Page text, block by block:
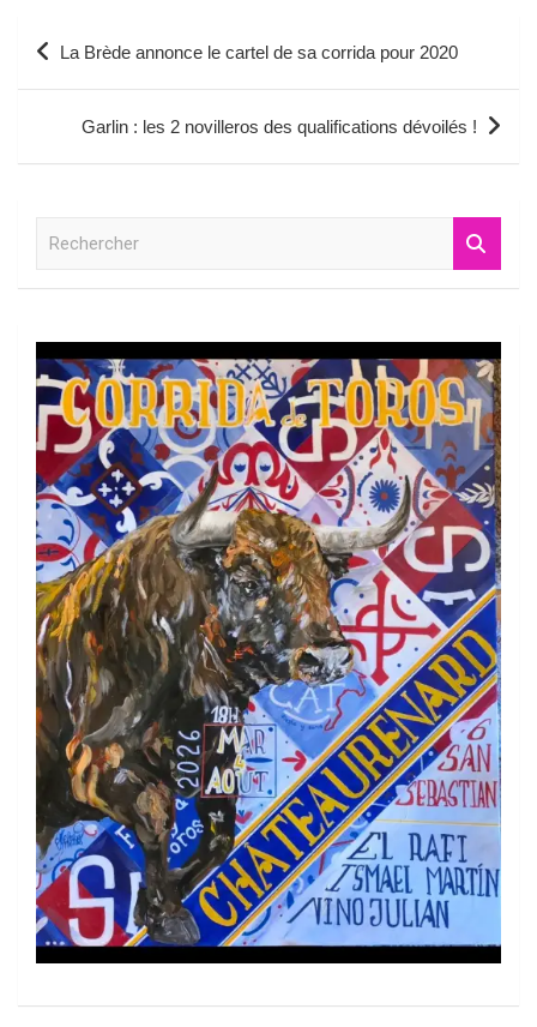
Navigation
La Brède annonce le cartel de sa corrida pour 2020
Garlin : les 2 novilleros des qualifications dévoilés !
r
c
h
e
r